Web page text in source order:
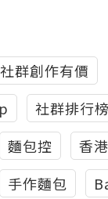
社群創作有價
社群排行榜
麵包控
香
手作麵包